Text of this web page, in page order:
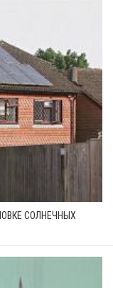
СОЛНЕЧНЫХ